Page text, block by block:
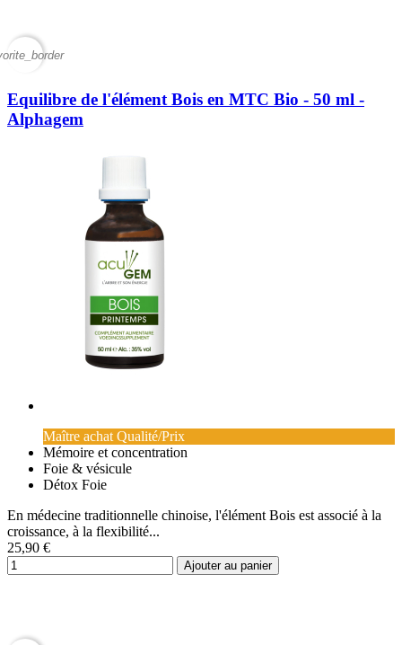
Equilibre de l'élément Bois en MTC Bio - 50 ml -
Alphagem
Maître achat Qualité/Prix
Mémoire et concentration
Foie & vésicule
Détox Foie
En médecine traditionnelle chinoise, l'élément Bois est associé à la
croissance, à la flexibilité...
25,90 €
Ajouter au panier